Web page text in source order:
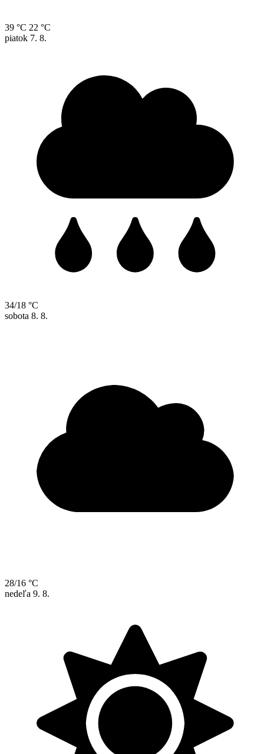
39 °C 22 °C
piatok 7. 8.
34/18 °C
sobota 8. 8.
28/16 °C
nedeľa 9. 8.